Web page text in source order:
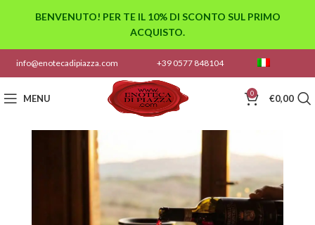
info@enotecadipiazza.com +39 0577 848104
MENU 0 €0,00
BENVENUTO! PER TE IL 10% DI SCONTO SUL PRIMO
ACQUISTO.